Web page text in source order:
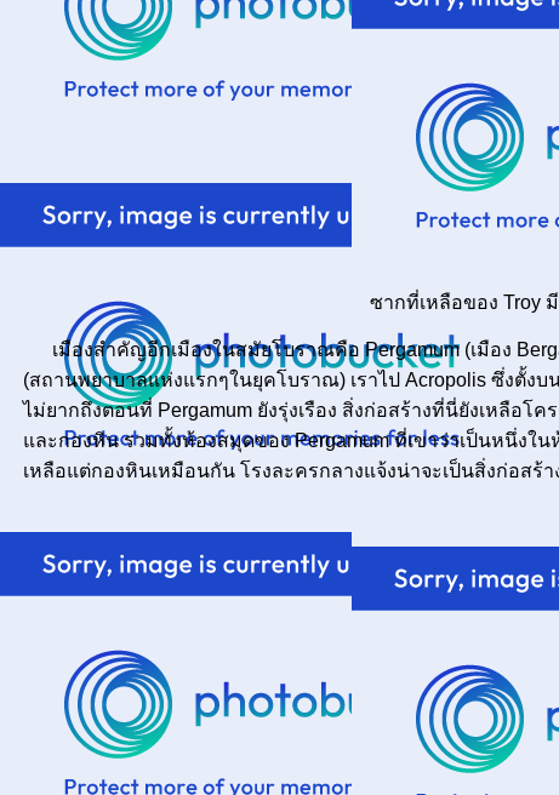
ซากที่เหลือของ Troy
เมืองสำคัญอีกเมืองในสมัยโบราณคือ Pergamum (เมือง
(สถานพยาบาลแห่งแรกๆในยุคโบราณ) เราไป Acropolis ซึ่งตั้ง
ไม่ยากถึงตอนที่ Pergamum ยังรุ่งเรือง สิ่งก่อสร้างที่นี่ยังเหลือโค
ละกองหิน รวมทั้งห้องสมุดของ Pergamum ที่เขาว่าเป็นหนึ่งใ
เหลือแต่กองหินเหมือนกัน โรงละครกลางแจ้งน่าจะเป็นสิ่งก่อสร้าง